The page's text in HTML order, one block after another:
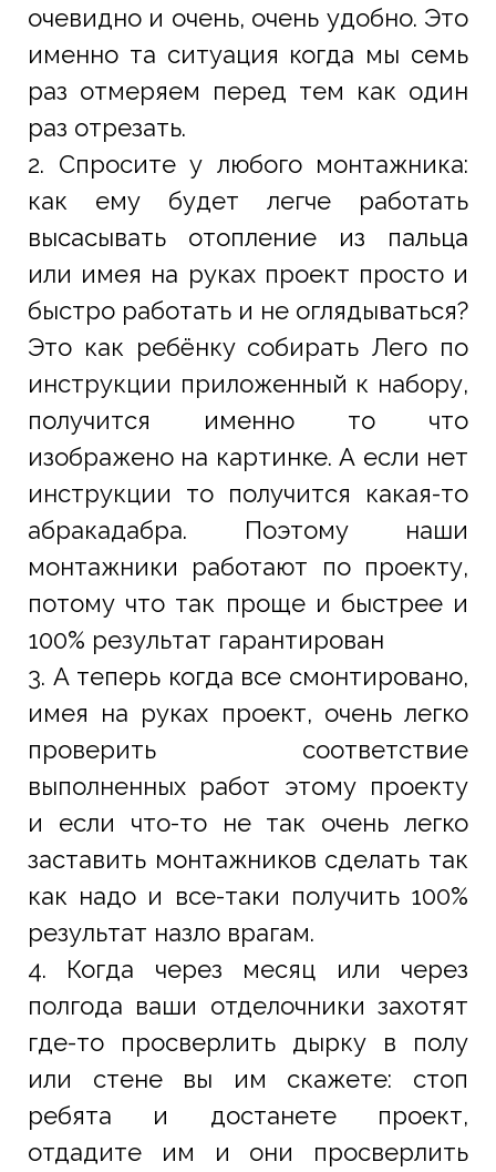
очевидно и очень, очень удобно. Это
именно та ситуация когда мы семь
раз отмеряем перед тем как один
раз отрезать.
2. Спросите у любого монтажника:
как ему будет легче работать
высасывать отопление из пальца
или имея на руках проект просто и
быстро работать и не оглядываться?
Это как ребёнку собирать Лего по
инструкции приложенный к набору,
получится именно то что
изображено на картинке. А если нет
инструкции то получится какая-то
абракадабра. Поэтому наши
монтажники работают по проекту,
потому что так проще и быстрее и
100% результат гарантирован
3. А теперь когда все смонтировано,
имея на руках проект, очень легко
проверить соответствие
выполненных работ этому проекту
и если что-то не так очень легко
заставить монтажников сделать так
как надо и все-таки получить 100%
результат назло врагам.
4. Когда через месяц или через
полгода ваши отделочники захотят
где-то просверлить дырку в полу
или стене вы им скажете: стоп
ребята и достанете проект,
отдадите им и они просверлить